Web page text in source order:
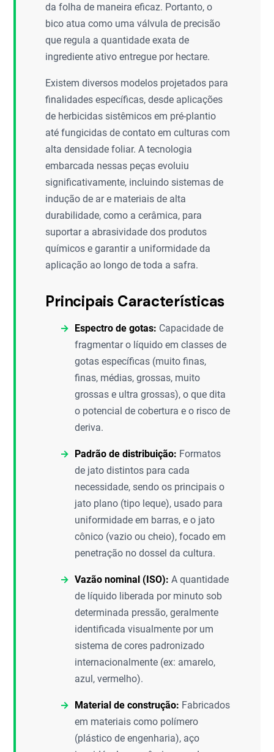
da folha de maneira eficaz. Portanto, o
bico atua como uma válvula de precisão
que regula a quantidade exata de
ingrediente ativo entregue por hectare.
Existem diversos modelos projetados para
finalidades específicas, desde aplicações
de herbicidas sistêmicos em pré-plantio
até fungicidas de contato em culturas com
alta densidade foliar. A tecnologia
embarcada nessas peças evoluiu
significativamente, incluindo sistemas de
indução de ar e materiais de alta
durabilidade, como a cerâmica, para
suportar a abrasividade dos produtos
químicos e garantir a uniformidade da
aplicação ao longo de toda a safra.
Principais Características
Espectro de gotas: Capacidade de
fragmentar o líquido em classes de
gotas específicas (muito finas,
finas, médias, grossas, muito
grossas e ultra grossas), o que dita
o potencial de cobertura e o risco de
deriva.
Padrão de distribuição: Formatos
de jato distintos para cada
necessidade, sendo os principais o
jato plano (tipo leque), usado para
uniformidade em barras, e o jato
cônico (vazio ou cheio), focado em
penetração no dossel da cultura.
Vazão nominal (ISO): A quantidade
de líquido liberada por minuto sob
determinada pressão, geralmente
identificada visualmente por um
sistema de cores padronizado
internacionalmente (ex: amarelo,
azul, vermelho).
Material de construção: Fabricados
em materiais como polímero
(plástico de engenharia), aço